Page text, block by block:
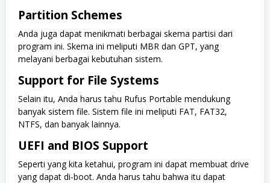
Partition Schemes
Anda juga dapat menikmati berbagai skema partisi dari
program ini. Skema ini meliputi MBR dan GPT, yang
melayani berbagai kebutuhan sistem.
Support for File Systems
Selain itu, Anda harus tahu Rufus Portable mendukung
banyak sistem file. Sistem file ini meliputi FAT, FAT32,
NTFS, dan banyak lainnya.
UEFI and BIOS Support
Seperti yang kita ketahui, program ini dapat membuat drive
yang dapat di-boot. Anda harus tahu bahwa itu dapat